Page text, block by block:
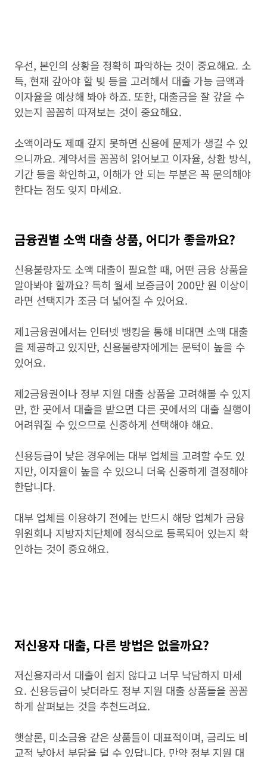
우선, 본인의 상황을 정확히 파악하는 것이 중요해요. 소
득, 현재 갚아야 할 빚 등을 고려해서 대출 가능 금액과
이자율을 예상해 봐야 하죠. 또한, 대출금을 잘 갚을 수
있는지 꼼꼼히 따져보는 것이 중요해요.
소액이라도 제때 갚지 못하면 신용에 문제가 생길 수 있
으니까요. 계약서를 꼼꼼히 읽어보고 이자율, 상환 방식,
기간 등을 확인하고, 이해가 안 되는 부분은 꼭 문의해야
한다는 점도 잊지 마세요.
금융권별 소액 대출 상품, 어디가 좋을까요?
신용불량자도 소액 대출이 필요할 때, 어떤 금융 상품을
알아봐야 할까요? 특히 월세 보증금이 200만 원 이상이
라면 선택지가 조금 더 넓어질 수 있어요.
제1금융권에서는 인터넷 뱅킹을 통해 비대면 소액 대출
을 제공하고 있지만, 신용불량자에게는 문턱이 높을 수
있어요.
제2금융권이나 정부 지원 대출 상품을 고려해볼 수 있지
만, 한 곳에서 대출을 받으면 다른 곳에서의 대출 실행이
어려워질 수 있으므로 신중하게 선택해야 해요.
신용등급이 낮은 경우에는 대부 업체를 고려할 수도 있
지만, 이자율이 높을 수 있으니 더욱 신중하게 결정해야
한답니다.
대부 업체를 이용하기 전에는 반드시 해당 업체가 금융
위원회나 지방자치단체에 정식으로 등록되어 있는지 확
인하는 것이 중요해요.
저신용자 대출, 다른 방법은 없을까요?
저신용자라서 대출이 쉽지 않다고 너무 낙담하지 마세
요. 신용등급이 낮더라도 정부 지원 대출 상품들을 꼼꼼
하게 살펴보는 것을 추천드려요.
햇살론, 미소금융 같은 상품들이 대표적이며, 금리도 비
교적 낮아서 부담을 덜 수 있답니다. 만약 정부 지원 대